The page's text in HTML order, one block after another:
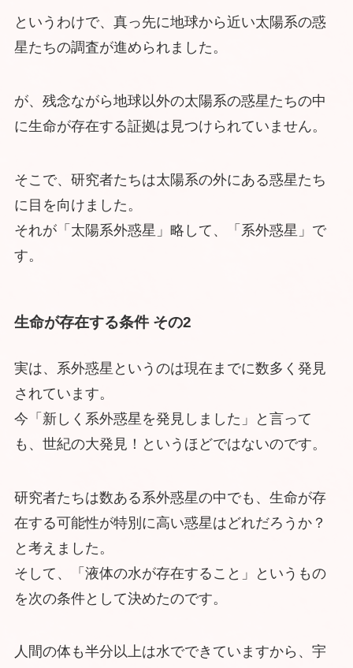
というわけで、真っ先に地球から近い太陽系の惑
星たちの調査が進められました。
が、残念ながら地球以外の太陽系の惑星たちの中
に生命が存在する証拠は見つけられていません。
そこで、研究者たちは太陽系の外にある惑星たち
に目を向けました。
それが「太陽系外惑星」略して、「系外惑星」で
す。
生命が存在する条件 その2
実は、系外惑星というのは現在までに数多く発見
されています。
今「新しく系外惑星を発見しました」と言って
も、世紀の大発見！というほどではないのです。
研究者たちは数ある系外惑星の中でも、生命が存
在する可能性が特別に高い惑星はどれだろうか？
と考えました。
そして、「液体の水が存在すること」というもの
を次の条件として決めたのです。
人間の体も半分以上は水でできていますから、宇